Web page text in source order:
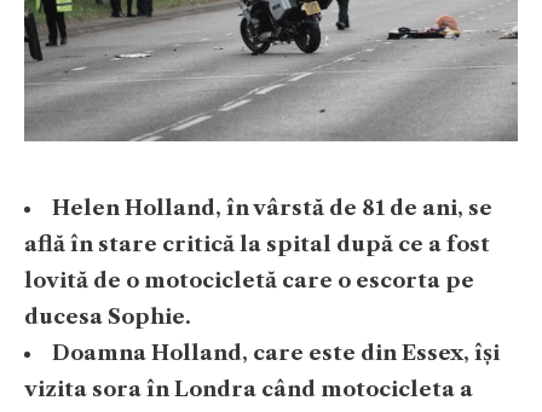
Helen Holland, în vârstă de 81 de ani, se
află în stare critică la spital după ce a fost
lovită de o motocicletă care o escorta pe
ducesa Sophie.
Doamna Holland, care este din Essex, își
vizita sora în Londra când motocicleta a